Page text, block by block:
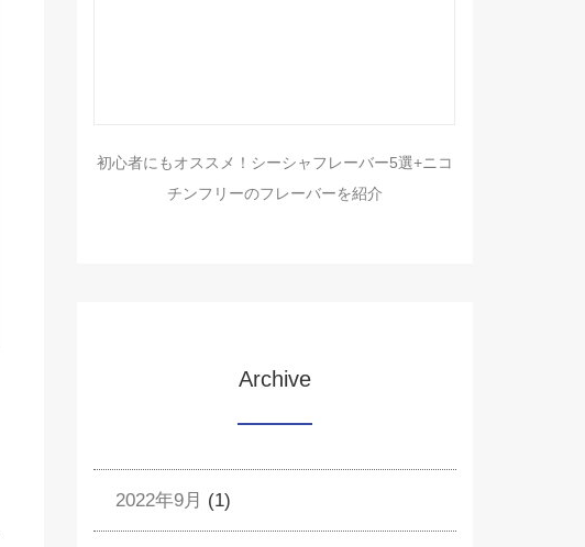
初心者にもオススメ！シーシャフレーバー5選+ニコ
チンフリーのフレーバーを紹介
Archive
2022年9月 (1)